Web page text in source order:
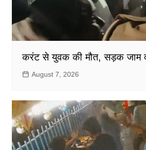
करंट से युवक की मौत, सड़क जाम
August 7, 2026